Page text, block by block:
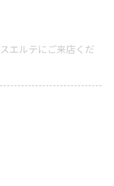
エルテにご来店くだ